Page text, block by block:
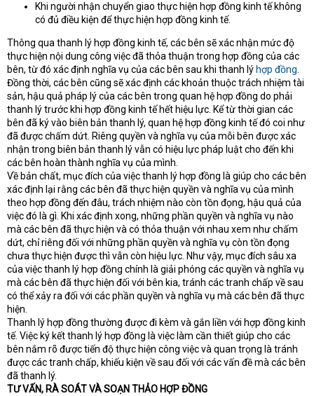
Khi người nhận chuyển giao thực hiện hợp đồng kinh tế không
có đủ điều kiện để thực hiện hợp đồng kinh tế.
Thông qua thanh lý hợp đồng kinh tế, các bên sẽ xác nhận mức độ
thực hiện nội dung công việc đã thỏa thuận trong hợp đồng của các
bên, từ đó xác định nghĩa vụ của các bên sau khi thanh lý hợp đồng.
Đồng thời, các bên cũng sẽ xác định các khoản thuộc trách nhiệm tài
sản, hậu quả pháp lý của các bên trong quan hệ hợp đồng do phải
thanh lý trước khi hợp đồng kinh tế hết hiệu lực. Kể từ thời gian các
bên đã ký vào biên bản thanh lý, quan hệ hợp đồng kinh tế đó coi như
đã được chấm dứt. Riêng quyền và nghĩa vụ của mỗi bên được xác
nhận trong biên bản thanh lý vẫn có hiệu lực pháp luật cho đến khi
các bên hoàn thành nghĩa vụ của mình.
Về bản chất, mục đích của việc thanh lý hợp đồng là giúp cho các bên
xác định lại rằng các bên đã thực hiện quyền và nghĩa vụ của mình
theo hợp đồng đến đâu, trách nhiệm nào còn tồn đọng, hậu quả của
việc đó là gì. Khi xác định xong, những phần quyền và nghĩa vụ nào
mà các bên đã thực hiện và có thỏa thuận với nhau xem như chấm
dứt, chỉ riêng đối với những phần quyền và nghĩa vụ còn tồn đọng
chưa thực hiện được thì vẫn còn hiệu lực. Như vậy, mục đích sâu xa
của việc thanh lý hợp đồng chính là giải phóng các quyền và nghĩa vụ
mà các bên đã thực hiện đối với bên kia, tránh các tranh chấp về sau
có thể xảy ra đối với các phần quyền và nghĩa vụ mà các bên đã thực
hiện.
Thanh lý hợp đồng thường được đi kèm và gắn liền với hợp đồng kinh
tế. Việc ký kết thanh lý hợp đồng là việc làm cần thiết giúp cho các
bên nắm rõ được tiến độ thực hiện công việc và quan trọng là tránh
được các tranh chấp, khiếu kiện về sau đối với các vấn đề mà các bên
đã thanh lý.
TƯ VẤN, RÀ SOÁT VÀ SOẠN THẢO HỢP ĐỒNG